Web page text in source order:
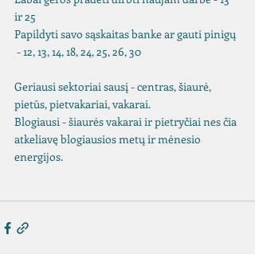
ir 25
Papildyti savo sąskaitas banke ar gauti pinigų
- 12, 13, 14, 18, 24, 25, 26, 30
Geriausi sektoriai sausį - centras, šiaurė,
pietūs, pietvakariai, vakarai.
Blogiausi - šiaurės vakarai ir pietryčiai nes čia
atkeliavę blogiausios metų ir mėnesio
energijos.